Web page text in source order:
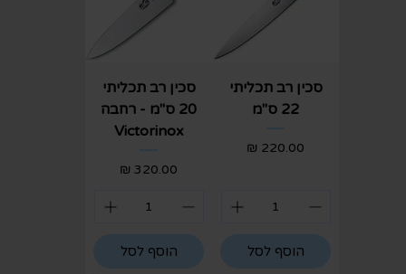
סכין רב תכליתי
22 ס"מ
מחיר
הוסף לסל
סכין רב תכליתי
20 ס"מ - רחבה
Victorinox
מחיר
הוסף לסל